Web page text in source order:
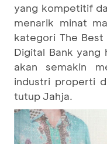
yang kompetitif
menarik minat
kategori The
Digital Bank yang
akan semakin
industri properti
tutup Jahja.